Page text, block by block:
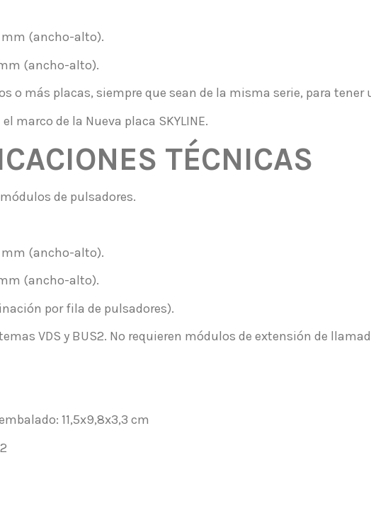
mm (ancho-alto).
(ancho-alto).
o más placas, siempre que sean de la misma serie, para
marco de la Nueva placa SKYLINE.
TÉCNICAS
de pulsadores.
mm (ancho-alto).
(ancho-alto).
por fila de pulsadores).
VDS y BUS2. No requieren módulos de extensión de
11,5x9,8x3,3 cm